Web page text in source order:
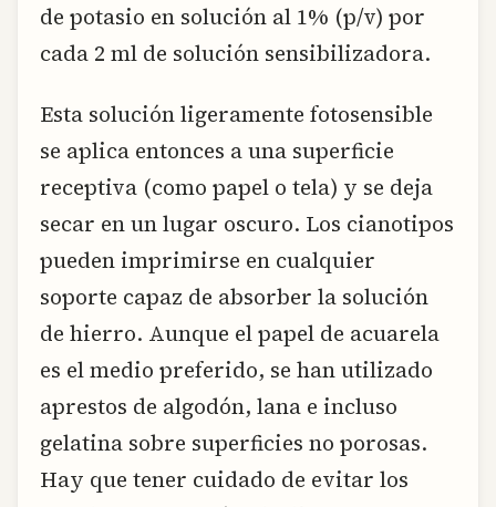
de potasio en solución al 1% (p/v) por
cada 2 ml de solución sensibilizadora.
Esta solución ligeramente fotosensible
se aplica entonces a una superficie
receptiva (como papel o tela) y se deja
secar en un lugar oscuro. Los cianotipos
pueden imprimirse en cualquier
soporte capaz de absorber la solución
de hierro. Aunque el papel de acuarela
es el medio preferido, se han utilizado
aprestos de algodón, lana e incluso
gelatina sobre superficies no porosas.
Hay que tener cuidado de evitar los